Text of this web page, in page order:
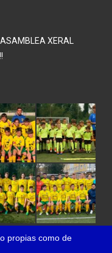
XERAL
propias como de